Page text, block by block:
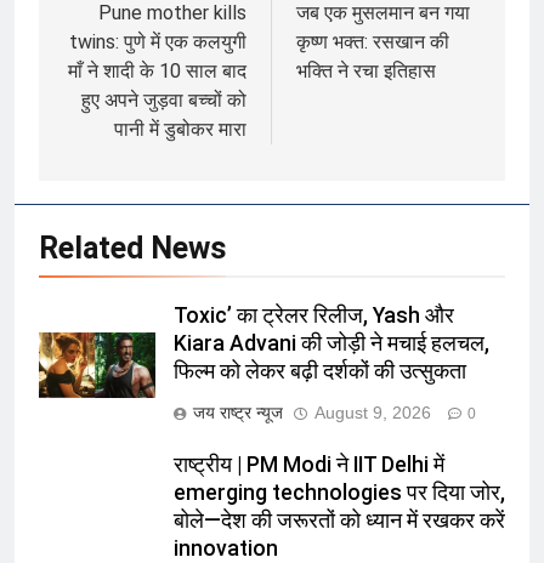
navigation
Pune mother kills
twins: पुणे में एक कलयुगी
माँ ने शादी के 10 साल बाद
हुए अपने जुड़वा बच्चों को
पानी में डुबोकर मारा
जब एक मुसलमान बन गया
कृष्ण भक्त: रसखान की
भक्ति ने रचा इतिहास
Related News
Toxic’ का ट्रेलर रिलीज, Yash और
Kiara Advani की जोड़ी ने मचाई हलचल,
फिल्म को लेकर बढ़ी दर्शकों की उत्सुकता
जय राष्ट्र न्यूज August 9, 2026 0
राष्ट्रीय | PM Modi ने IIT Delhi में
emerging technologies पर दिया जोर,
बोले—देश की जरूरतों को ध्यान में रखकर करें
innovation